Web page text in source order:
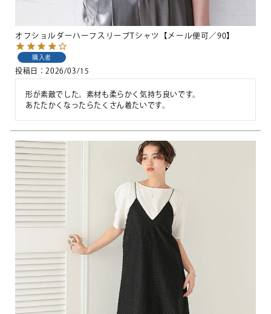
オフショルダーハーフスリーブTシャツ【メール便可／90】
購入者
投稿日 2026/03/15
形が素敵でした。素材も柔らかく気持ち良いです。
あたたかくなったらたくさん着たいです。